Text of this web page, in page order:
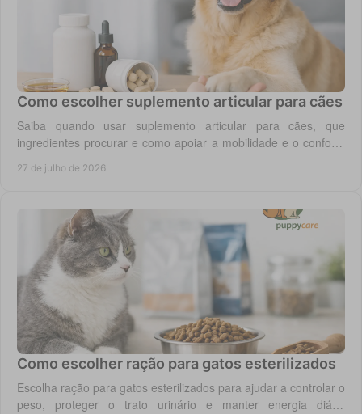
Como escolher suplemento articular para cães
Saiba quando usar suplemento articular para cães, que
ingredientes procurar e como apoiar a mobilidade e o conforto
27 de julho de 2026
Como escolher ração para gatos esterilizados
Escolha ração para gatos esterilizados para ajudar a controlar o
peso, proteger o trato urinário e manter energia diária